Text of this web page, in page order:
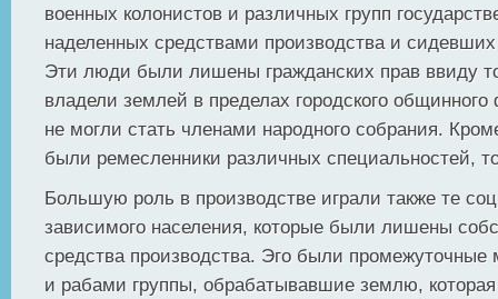
военных колонистов и различных групп
наделенных средствами производства и
Эти люди были лишены гражданских прав ввиду
владели землей в пределах городского
не могли стать членами народного собрания.
были ремесленники различных специальностей,
Большую роль в производстве играли также те
зависимого населения, которые были лишены
средства производства. Эго были
и рабами группы, обрабатывавшие землю,